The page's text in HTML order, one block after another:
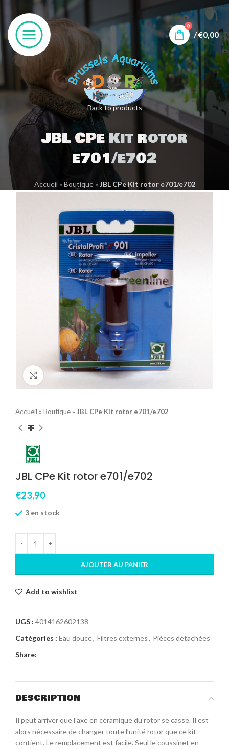
0
/€0,00
Back to products
JBL CPe Kit rotor
e701/e702
Accueil » Boutique» JBL CPe Kit rotor e701/e702
Click to enlarge
Accueil » Boutique » JBL CPe Kit rotor e701/e702
JBL CPe Kit rotor e701/e702
€23,90
3 en stock
AJOUTER AU PANIER
Add to wishlist
UGS : 4014162602138
Catégories : Eau douce, Filtres externes, Pièces détachées
Share:
DESCRIPTION
Il peut arriver que l’axe en céramique du rotor se casse. Il est
alors nécessaire de changer toute l’unité rotor que ce kit
contient. Le remplacement est facile. Seul le coussinet en